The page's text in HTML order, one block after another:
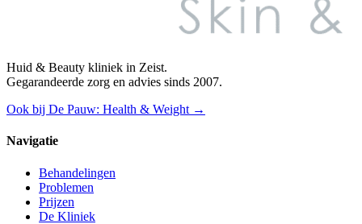
Huid & Beauty kliniek in Zeist.
Gegarandeerde zorg en advies sinds 2007.
Ook bij De Pauw: Health & Weight →
Navigatie
Behandelingen
Problemen
Prijzen
De Kliniek